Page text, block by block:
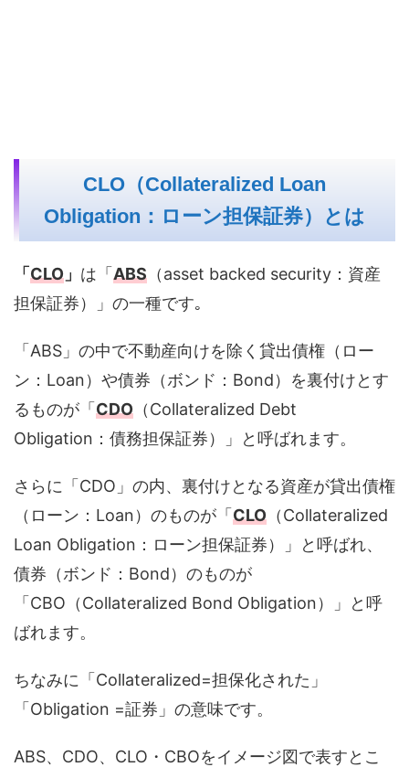
CLO（Collateralized Loan
Obligation：ローン担保証券）とは
「 CLO 」 は「 ABS （asset backed security：資産
担保証券）」の一種です｡
「ABS」の中で不動産向けを除く貸出債権（ロー
ン：Loan）や債券（ボンド：Bond）を裏付けとす
るものが「 CDO （Collateralized Debt
Obligation：債務担保証券）」と呼ばれます。
さらに「CDO」の内、裏付けとなる資産が貸出債権
（ローン：Loan）のものが「 CLO （Collateralized
Loan Obligation：ローン担保証券）」と呼ばれ、
債券（ボンド：Bond）のものが
「CBO（Collateralized Bond Obligation）」と呼
ばれます。
ちなみに「Collateralized=担保化された」
「Obligation =証券」の意味です。
ABS、CDO、CLO・CBOをイメージ図で表すとこ